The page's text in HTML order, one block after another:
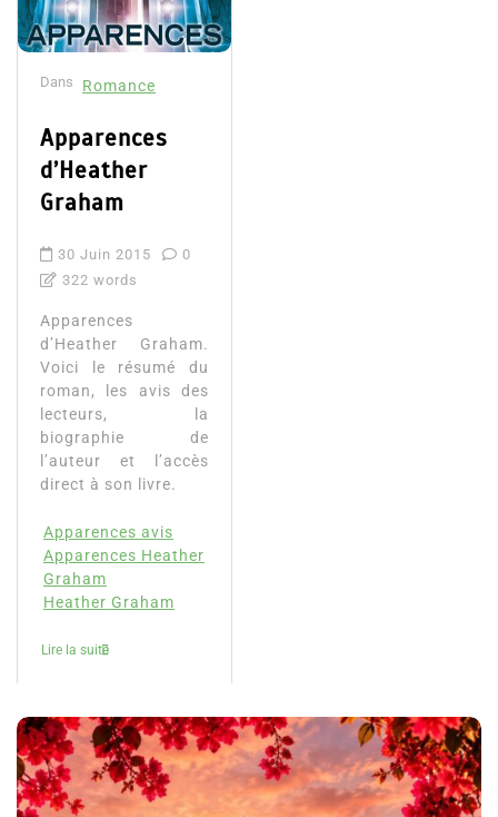
Dans Romance
Apparences
d’Heather
Graham
30 Juin 2015
0
322 words
Apparences
d’Heather Graham.
Voici le résumé du
roman, les avis des
lecteurs, la
biographie de
l’auteur et l’accès
direct à son livre.
Apparences avis
Apparences Heather
Graham
Heather Graham
Lire la suite